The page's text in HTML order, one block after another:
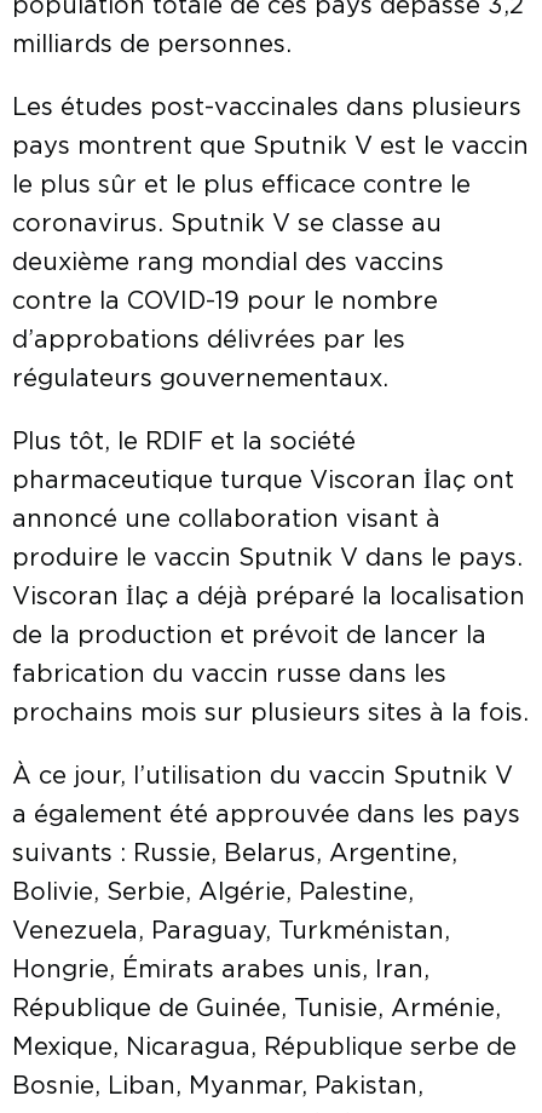
population totale de ces pays dépasse 3,2
milliards de personnes.
Les études post-vaccinales dans plusieurs
pays montrent que Sputnik V est le vaccin
le plus sûr et le plus efficace contre le
coronavirus. Sputnik V se classe au
deuxième rang mondial des vaccins
contre la COVID-19 pour le nombre
d’approbations délivrées par les
régulateurs gouvernementaux.
Plus tôt, le RDIF et la société
pharmaceutique turque Viscoran İlaç ont
annoncé une collaboration visant à
produire le vaccin Sputnik V dans le pays.
Viscoran İlaç a déjà préparé la localisation
de la production et prévoit de lancer la
fabrication du vaccin russe dans les
prochains mois sur plusieurs sites à la fois.
À ce jour, l’utilisation du vaccin Sputnik V
a également été approuvée dans les pays
suivants : Russie, Belarus, Argentine,
Bolivie, Serbie, Algérie, Palestine,
Venezuela, Paraguay, Turkménistan,
Hongrie, Émirats arabes unis, Iran,
République de Guinée, Tunisie, Arménie,
Mexique, Nicaragua, République serbe de
Bosnie, Liban, Myanmar, Pakistan,